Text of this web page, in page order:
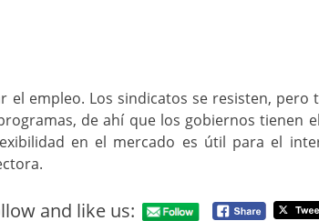
empleo. Los sindicatos se resisten, pero
de ahí que los gobiernos tienen
en el mercado es útil para el
and like us: